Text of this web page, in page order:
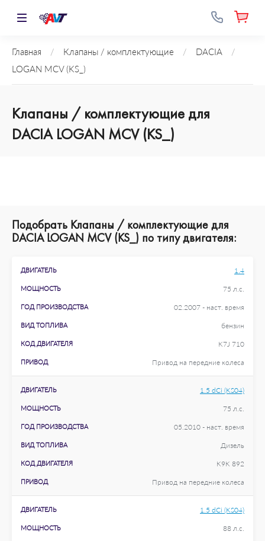
Главная / Клапаны / комплектующие / DACIA
/
LOGAN MCV (KS_)
Клапаны / комплектующие для
DACIA LOGAN MCV (KS_)
Подобрать Клапаны / комплектующие для
DACIA LOGAN MCV (KS_) по типу двигателя:
ДВИГАТЕЛЬ 1.4
МОЩНОСТЬ 75 л.с.
ГОД ПРОИЗВОДСТВА 02.2007 - наст. время
ВИД ТОПЛИВА бензин
КОД ДВИГАТЕЛЯ K7J 710
ПРИВОД Привод на передние колеса
ДВИГАТЕЛЬ 1.5 dCi (KS04)
МОЩНОСТЬ 75 л.с.
ГОД ПРОИЗВОДСТВА 05.2010 - наст. время
ВИД ТОПЛИВА Дизель
КОД ДВИГАТЕЛЯ K9K 892
ПРИВОД Привод на передние колеса
ДВИГАТЕЛЬ 1.5 dCi (KS04)
МОЩНОСТЬ 88 л.с.